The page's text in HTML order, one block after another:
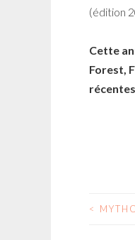
(édition
Cette
Forest,
<